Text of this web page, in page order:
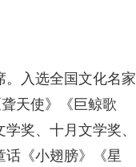
。入选全国文化名家
天使》《巨鲸歌
奖、十月文学奖、
《小翅膀》《星